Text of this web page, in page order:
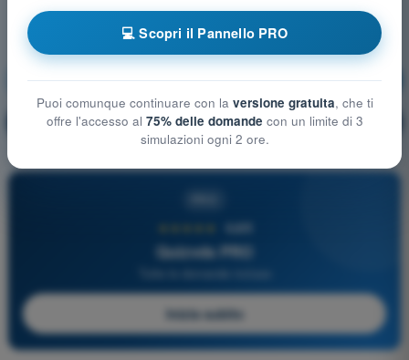
Pronto Soccorso Allenamento!
🔒 PRO Spiegazione domanda
4,6/5
Quizvds PRO
Inizia subito
💻 Scopri il Pannello PRO
Puoi comunque continuare con la versione gratuita, che ti
offre l'accesso al 75% delle domande con un limite di 3
simulazioni ogni 2 ore.